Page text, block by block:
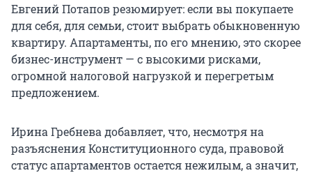
Евгений Потапов резюмирует: если вы покупаете
для себя, для семьи, стоит выбрать обыкновенную
квартиру. Апартаменты, по его мнению, это скорее
бизнес-инструмент — с высокими рисками,
огромной налоговой нагрузкой и перегретым
предложением.
Ирина Гребнева добавляет, что, несмотря на
разъяснения Конституционного суда, правовой
статус апартаментов остается нежилым, а значит,